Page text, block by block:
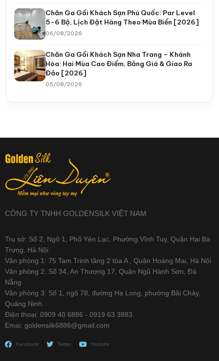
Chăn Ga Gối Khách Sạn Phú Quốc: Par Level
5-6 Bộ, Lịch Đặt Hàng Theo Mùa Biển [2026]
06/08/2026
Chăn Ga Gối Khách Sạn Nha Trang – Khánh
Hòa: Hai Mùa Cao Điểm, Bảng Giá & Giao Ra
Đảo [2026]
05/08/2026
CÔNG TY TNHH GOLDENSILK VIỆT NAM
Trụ sở: Số 2, Ngõ 1, Phố Yên Lạc, Phường Vĩnh Tuy, Quận Hai Bà
Trưng, Hà Nội
Văn phòng 1: 75 Tam Trinh tầng 2 tòa A , Quận Hoàng Mai, Hà Nội
Văn phòng 2: Số 34, An Thượng 17, Quận Ngũ Hành Sơn, Đà
Nẵng
Văn phòng 3: Số 1, ngõ 78, đường Hạ Long, phường Bãi Cháy,
Quảng Ninh.
Điện thoại: 0909 40 6886 - 0919 63 3883
Emai: goldensilk6886@gmail.com
Facebook Twitter Youtube